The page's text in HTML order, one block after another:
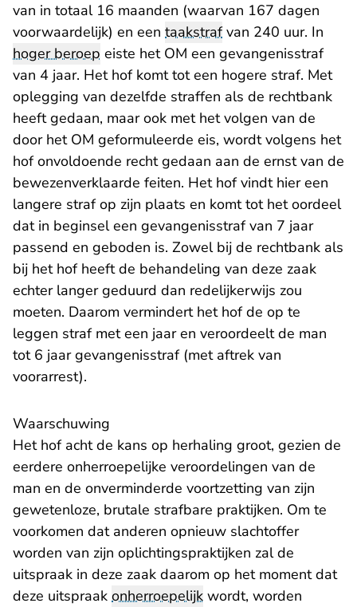
van in totaal 16 maanden (waarvan 167 dagen
voorwaardelijk) en een taakstrafvan 240 uur. In
hoger beroep eiste het OM een gevangenisstraf
van 4 jaar. Het hof komt tot een hogere straf. Met
oplegging van dezelfde straffen als de rechtbank
heeft gedaan, maar ook met het volgen van de
door het OM geformuleerde eis, wordt volgens het
hof onvoldoende recht gedaan aan de ernst van de
bewezenverklaarde feiten. Het hof vindt hier een
langere straf op zijn plaats en komt tot het oordeel
dat in beginsel een gevangenisstraf van 7 jaar
passend en geboden is. Zowel bij de rechtbank als
bij het hof heeft de behandeling van deze zaak
echter langer geduurd dan redelijkerwijs zou
moeten. Daarom vermindert het hof de op te
leggen straf met een jaar en veroordeelt de man
tot 6 jaar gevangenisstraf (met aftrek van
voorarrest).
Waarschuwing
Het hof acht de kans op herhaling groot, gezien de
eerdere onherroepelijke veroordelingen van de
man en de onverminderde voortzetting van zijn
gewetenloze, brutale strafbare praktijken. Om te
voorkomen dat anderen opnieuw slachtoffer
worden van zijn oplichtingspraktijken zal de
uitspraak in deze zaak daarom op het moment dat
deze uitspraak onherroepelijk wordt, worden